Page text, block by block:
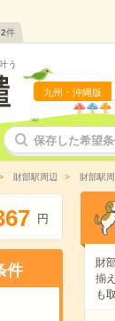
件
う
九州・沖縄版
保存した希望
財部駅周辺 財部駅
67 円
件 財
揃
も